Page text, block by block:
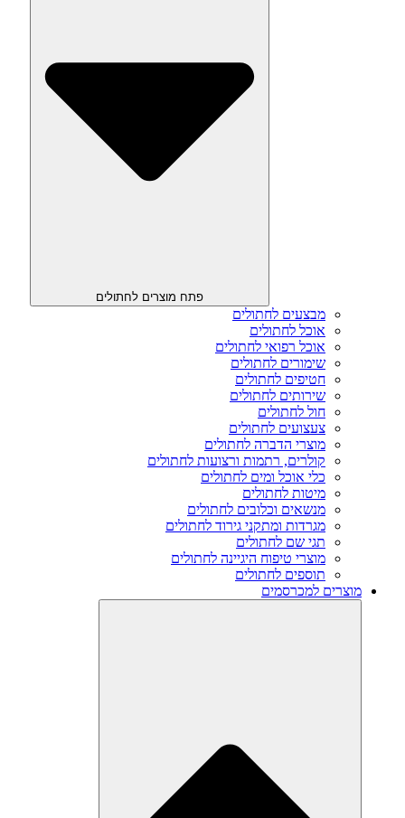
פתח מוצרים לחתולים
מבצעים לחתולים
אוכל לחתולים
אוכל רפואי לחתולים
שימורים לחתולים
חטיפים לחתולים
שירותים לחתולים
חול לחתולים
צעצועים לחתולים
מוצרי הדברה לחתולים
קולרים, רתמות ורצועות לחתולים
כלי אוכל ומים לחתולים
מיטות לחתולים
מנשאים וכלובים לחתולים
מגרדות ומתקני גירוד לחתולים
תגי שם לחתולים
מוצרי טיפוח היגיינה לחתולים
תוספים לחתולים
מוצרים למכרסמים